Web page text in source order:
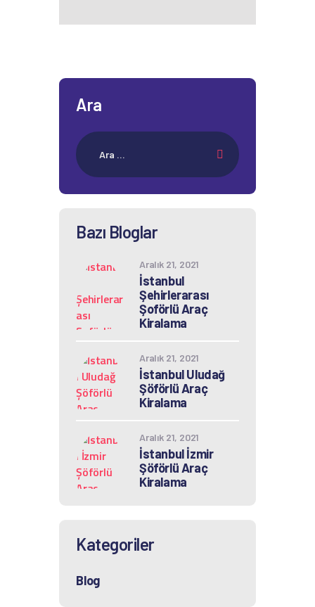
Ara
Bazı Bloglar
Aralık 21, 2021
İstanbul
Şehirlerarası
Şoförlü Araç
Kiralama
Aralık 21, 2021
İstanbul Uludağ
Şöförlü Araç
Kiralama
Aralık 21, 2021
İstanbul İzmir
Şöförlü Araç
Kiralama
Kategoriler
Blog